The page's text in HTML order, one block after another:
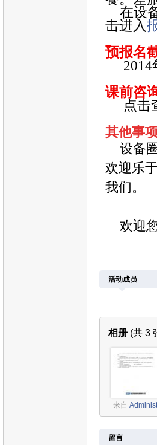
在设
击进入
预报名
2014
课前咨
点击
其他事项
设备圈
欢迎乐
我们。
欢迎您
活动成员
相册 (共 3
来自
留言